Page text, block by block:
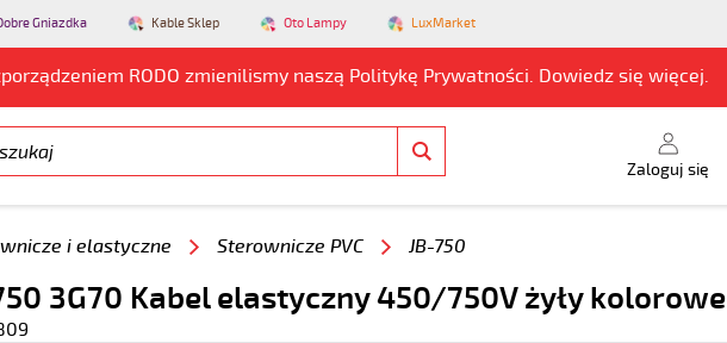
Gniazdka Kable Sklep Oto Lampy LuxMarket
RODO zmienilismy naszą Politykę Prywatności. Dowiedz się więcej.
Zaloguj się
i elastyczne Sterownicze PVC JB-750
3G70 Kabel elastyczny 450/750V żyły kolorowe